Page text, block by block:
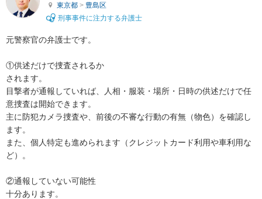
東京都 > 豊島区
刑事事件に注力する弁護士
元警察官の弁護士です。
①供述だけで捜査されるか
されます。
目撃者が通報していれば、人相・服装・場所・日時の供述だけで任
意捜査は開始できます。
主に防犯カメラ捜査や、前後の不審な行動の有無（物色）を確認し
ます。
また、個人特定も進められます（クレジットカード利用や車利用な
ど）。
②通報していない可能性
十分あります。